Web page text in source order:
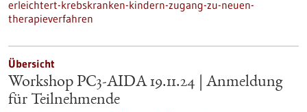
erleichtert-krebskranken-kindern-zugang-zu-neuen-
therapieverfahren
Übersicht
Workshop PC3-AIDA 19.11.24 | Anmeldung
für Teilnehmende